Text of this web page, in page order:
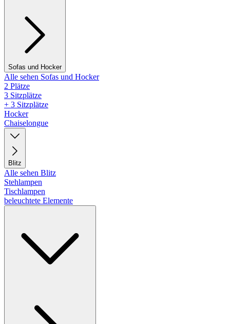
Sofas und Hocker
Alle sehen Sofas und Hocker
2 Plätze
3 Sitzplätze
+ 3 Sitzplätze
Hocker
Chaiselongue
Blitz
Alle sehen Blitz
Stehlampen
Tischlampen
beleuchtete Elemente